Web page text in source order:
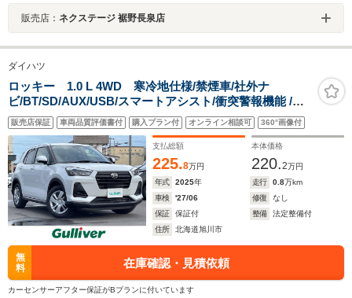
販売店： ネクステージ 裾野長泉店
ダイハツ
ロッキー 1.0 L 4WD 寒冷地仕様/禁煙車/社外ナ
ビ/BT/SD/AUX/USB/スマートアシスト/衝突警報機能 /衝
突回避支援ブレーキ機能/ブレーキ制御付誤発進抑制制御
機能/車線逸脱警報機能/車線逸脱
販売店保証 車両品質評価書付 購入プラン付 オンライン相談可 360°画像付
支払総額
225.8万円
本体価格
220.2万円
年式
2025年 走行 0.8万km
車検
'27/06 修復
なし
保証
保証付 整備
法定整備付
住所
北海道旭川市
無
料
在庫確認・見積依頼
カーセンサーアフター保証がBプランに付いています